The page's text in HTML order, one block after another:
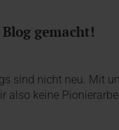
gemacht!
sind nicht neu. Mit
also keine